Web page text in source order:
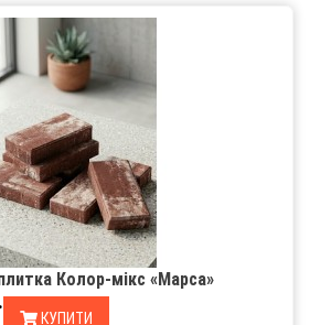
Колор-мікс «Марса»
КУПИТИ